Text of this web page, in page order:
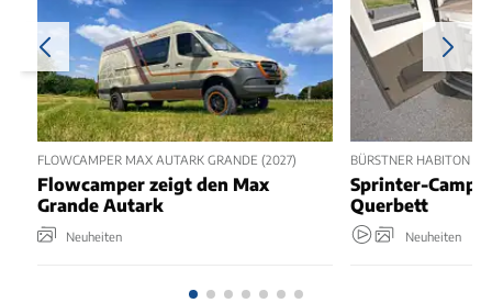
FLOWCAMPER MAX AUTARK GRANDE (2027)
Flowcamper zeigt den Max
Grande Autark
Neuheiten
BÜRSTNER HABITON 6.1
Sprinter-
Querbett
Neuheiten